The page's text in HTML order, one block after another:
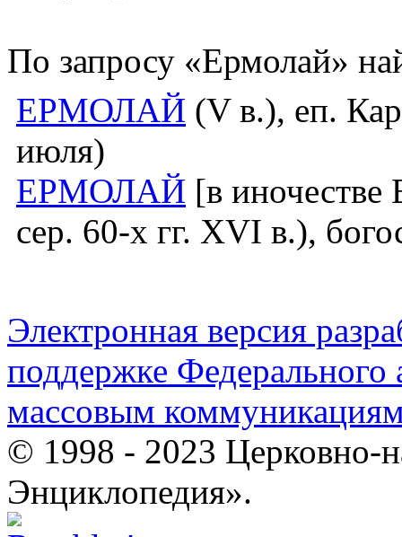
По запросу «Ермолай»
ЕРМОЛАЙ (V в.), еп.
июля)
ЕРМОЛАЙ [в
сер. 60-х гг. XVI в.),
Электронная версия
поддержке Федерального
массовым
© 1998 - 2023 Церковно-
Энциклопедия».